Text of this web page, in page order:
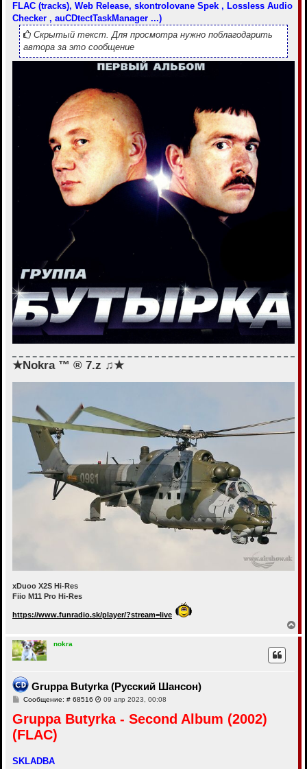
FLAC (tracks), Web Release, skontrolovane Spek , Lossless Audio
Checker , auCDtectTaskManager ...)
Скрытый текст. Для просмотра нужно поблагодарить
автора за это сообщение
★Nokra ™ ® 7.z ♫★
xDuoo X2S Hi-Res
Fiio M11 Pro Hi-Res
https://www.funradio.sk/player/?stream=live
е
nokra
Gruppa Butyrka (Русский Шансон)
Сообщение: # 68516С
о
б
09 апр 2023, 00:08
Gruppa Butyrka - Second Album (2002)
(FLAC)
SKLADBA